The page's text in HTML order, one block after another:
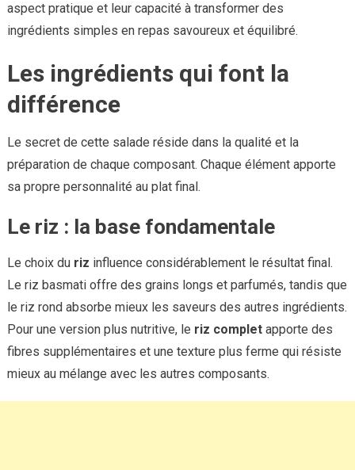
aspect pratique et leur capacité à transformer des
ingrédients simples en repas savoureux et équilibré.
Les ingrédients qui font la
différence
Le secret de cette salade réside dans la qualité et la
préparation de chaque composant. Chaque élément apporte
sa propre personnalité au plat final.
Le riz : la base fondamentale
Le choix du riz influence considérablement le résultat final.
Le riz basmati offre des grains longs et parfumés, tandis que
le riz rond absorbe mieux les saveurs des autres ingrédients.
Pour une version plus nutritive, le riz completapporte des
fibres supplémentaires et une texture plus ferme qui résiste
mieux au mélange avec les autres composants.